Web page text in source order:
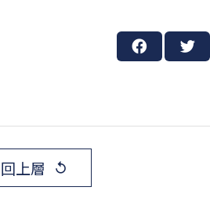
回上層 replay